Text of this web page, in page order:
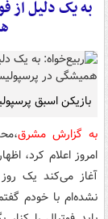
به یک دلیل از
بازیکن اسبق
به گزارش مشرق
امروز اعلام کرد،
آغاز می‌کند یک
نشده‌ام با خودم